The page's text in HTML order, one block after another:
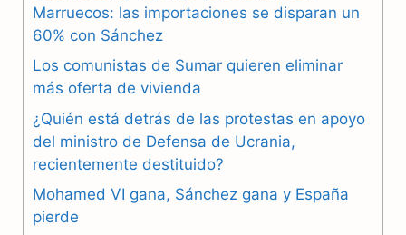
b
o
k
g
r
m
A
p
Marruecos: las importaciones se disparan un
60% con Sánchez
Los comunistas de Sumar quieren eliminar
más oferta de vivienda
¿Quién está detrás de las protestas en apoyo
del ministro de Defensa de Ucrania,
recientemente destituido?
Mohamed VI gana, Sánchez gana y España
pierde